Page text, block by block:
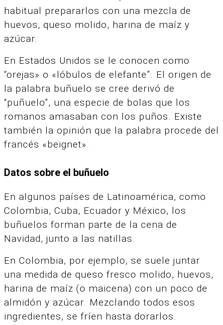
habitual prepararlos con una mezcla de
huevos, queso molido, harina de maíz y
azúcar.
En Estados Unidos se le conocen como
“orejas» o «lóbulos de elefante”. El origen de
la palabra buñuelo se cree derivó de
“puñuelo”, una especie de bolas que los
romanos amasaban con los puños. Existe
también la opinión que la palabra procede del
francés «beignet».
Datos sobre el buñuelo
En algunos países de Latinoamérica, como
Colombia, Cuba, Ecuador y México, los
buñuelos forman parte de la cena de
Navidad, junto a las natillas.
En Colombia, por ejemplo, se suele juntar
una medida de queso fresco molido, huevos,
harina de maíz (o maicena) con un poco de
almidón y azúcar. Mezclando todos esos
ingredientes, se fríen hasta dorarlos.